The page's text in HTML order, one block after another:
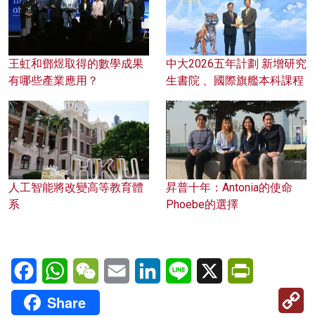
王虹和鄧煜取得的數學成果
有哪些產業應用？
中大2026五年計劃 新增研究
生書院 、國際旗艦本科課程
人工智能將改變高等教育體
系
昇普十年：Antonia的使命
Phoebe的選擇
FacebookWhatsAppWeChatEmail LinkedInLine X
Share